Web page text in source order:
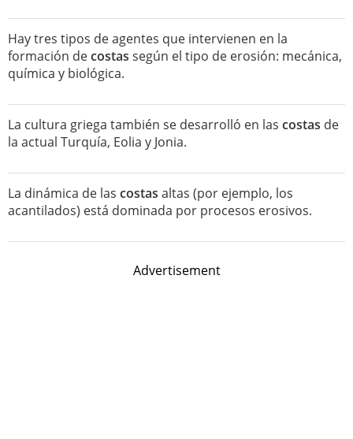
Hay tres tipos de agentes que intervienen en la
formación decostas según el tipo de erosión: mecánica,
química y biológica.
La cultura griega también se desarrolló en las costas de
la actual Turquía, Eolia y Jonia.
La dinámica de las costas altas (por ejemplo, los
acantilados) está dominada por procesos erosivos.
Advertisement